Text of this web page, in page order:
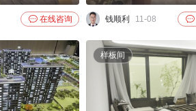
 在线咨询 钱顺利 11-08 
样板间